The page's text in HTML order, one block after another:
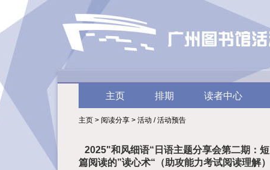
主页 排期 读者中心
主页 > 阅读分享 > 活动 / 活动预告
2025"和风细语“日语主题分享会第二期：短
篇阅读的”读心术“（助攻能力考试阅读理解）